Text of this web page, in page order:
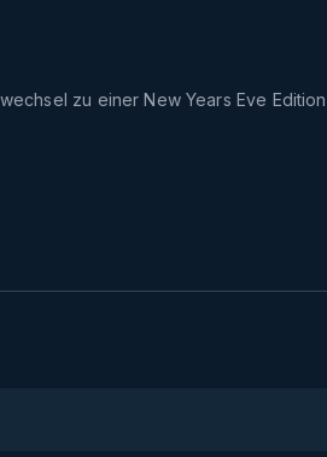
zu einer New Years Eve Edition